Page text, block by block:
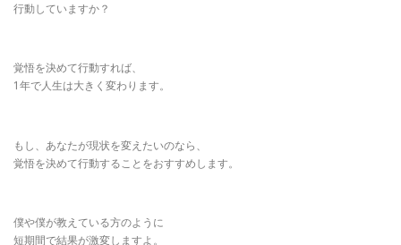
行動していますか？
覚悟を決めて行動すれば、
1年で人生は大きく変わります。
もし、あなたが現状を変えたいのなら、
覚悟を決めて行動することをおすすめします。
僕や僕が教えている方のように
短期間で結果が激変しますよ。